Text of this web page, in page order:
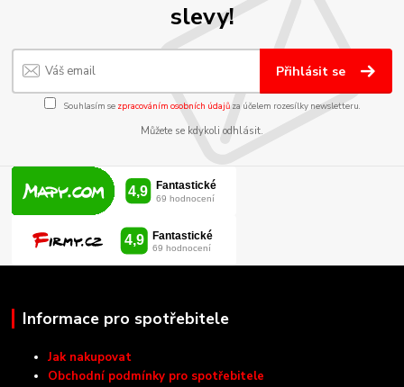
slevy!
Přihlásit se
Souhlasím se zpracováním osobních údajůza účelem rozesílky newsletteru.
Můžete se kdykoli odhlásit.
Informace pro spotřebitele
Jak nakupovat
Obchodní podmínky pro spotřebitele